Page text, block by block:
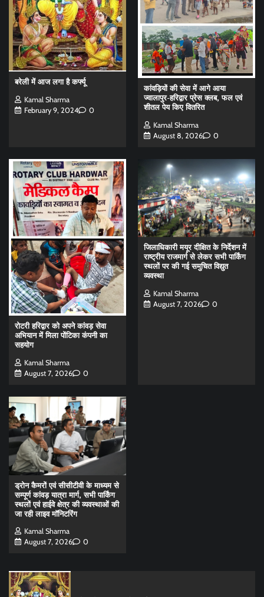
बरेली में आज लगा है कर्फ्यू
Kamal Sharma
February 9, 2024
0
कांवड़ियों की सेवा में आगे आया
ज्वालापुर-हरिद्वार प्रेस क्लब, फल एवं
शीतल पेय किए वितरित
Kamal Sharma
August 8, 2026
0
रोटरी हरिद्वार को अपने कांवड़ सेवा
अभियान में मिला पोंटिका कंपनी का
सहयोग
Kamal Sharma
August 7, 2026
0
जिलाधिकारी मयूर दीक्षित के निर्देशन में
राष्ट्रीय राजमार्ग से लेकर सभी पार्किंग
स्थलों पर की गई समुचित विद्युत
व्यवस्था
Kamal Sharma
August 7, 2026
0
ड्रोन कैमरों एवं सीसीटीवी के माध्यम से
सम्पूर्ण कांवड़ यात्रा मार्ग, सभी पार्किंग
स्थलों एवं हाईवे क्षेत्र की व्यवस्थाओं की
जा रही लाइव मॉनिटरिंग
Kamal Sharma
August 7, 2026
0